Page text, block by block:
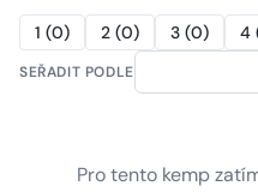
1 (0) 2 (0) 3 (0) 4
SEŘADIT PODLE
Pro tento kemp